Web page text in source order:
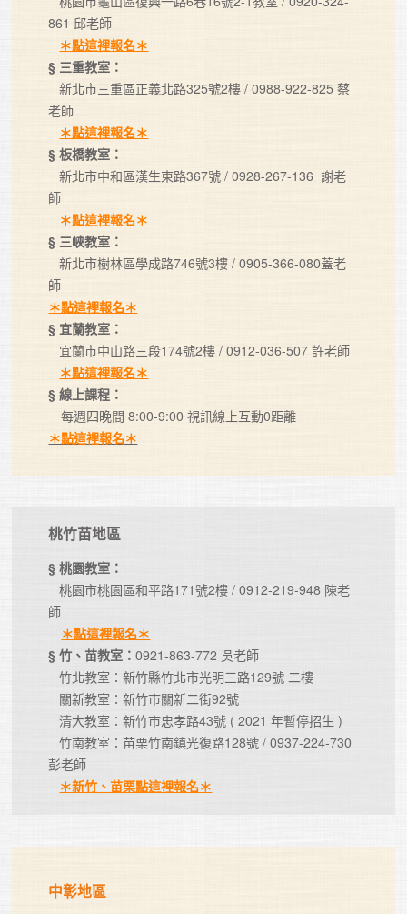
861 邱老師
＊點這裡報名＊
§ 三重教室：
   新北市三重區正義北路325號2樓 / 0988-922-825 蔡
老師
＊點這裡報名＊
§ 板橋教室：
   新北市中和區漢生東路367號 / 0928-267-136  謝老
師
＊點這裡報名＊
§ 三峽教室：
   新北市樹林區學成路746號3樓 / 0905-366-080蓋老
＊點這裡報名＊
§ 宜蘭教室：
＊點這裡報名＊
§ 線上課程：
每週四晚間 8:00-9:00 視訊線上互動0距離
＊點這裡報名＊
桃竹苗地區
§ 桃園教室：
   桃園市桃園區和平路171號2樓 / 0912-219-948 陳老
師
＊點這裡報名＊
§ 竹、苗教室：0921-863-772 吳老師
   竹北教室：新竹縣竹北市光明三路129號 二樓
   清大教室：新竹市忠孝路43號 ( 2021 年暫停招生 )
   竹南教室：苗栗竹南鎮光復路128號 / 0937-224-730
彭老師
＊新竹、苗栗點這裡報名＊
中彰地區